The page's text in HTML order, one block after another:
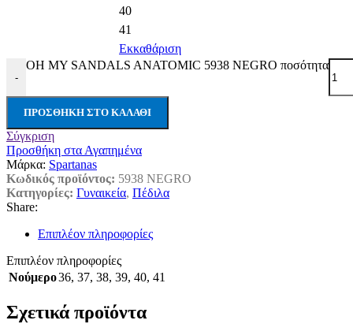
40
41
Εκκαθάριση
-
OH MY SANDALS ANATOMIC 5938 NEGRO ποσότητα
ΠΡΟΣΘΉΚΗ ΣΤΟ ΚΑΛΆΘΙ
Σύγκριση
Προσθήκη στα Αγαπημένα
Μάρκα: Spartanas
Κωδικός προϊόντος: 5938 NEGRO
Κατηγορίες: Γυναικεία, Πέδιλα
Share:
Επιπλέον πληροφορίες
Επιπλέον πληροφορίες
Νούμερο36, 37, 38, 39, 40, 41
Σχετικά προϊόντα